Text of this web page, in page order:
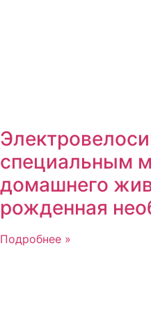
специальным
домашнего
рожденная
Подробнее »